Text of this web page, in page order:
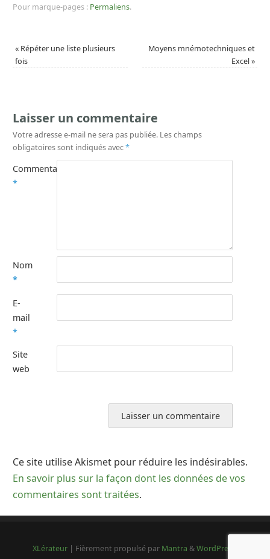
Pour marque-pages : Permaliens.
« Répéter une liste plusieurs
fois
Moyens mnémotechniques et
Excel»
Laisser un commentaire
Votre adresse e-mail ne sera pas publiée. Les champs
obligatoires sont indiqués avec*
Commentaire
*
Nom
*
E-
mail
*
Site
web
Ce site utilise Akismet pour réduire les indésirables.
En savoir plus sur la façon dont les données de vos
commentaires sont traitées.
XLérateur | Fièrement propulsé par Mantra &WordPress.